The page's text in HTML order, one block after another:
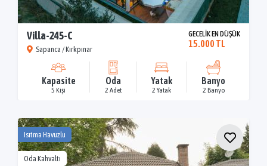
Villa-245-C
Sapanca / Kırkpınar
GECELİK EN DÜŞÜK
15.000 TL
Kapasite
5 Kişi
Oda
2 Adet
Yatak
2 Yatak
Banyo
2 Banyo
Isıtma Havuzlu
Oda Kahvaltı